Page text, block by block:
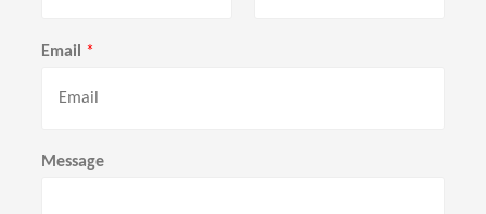
r
é
Email *
Message